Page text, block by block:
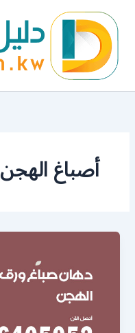
المحتوى
أصباغ الهجن